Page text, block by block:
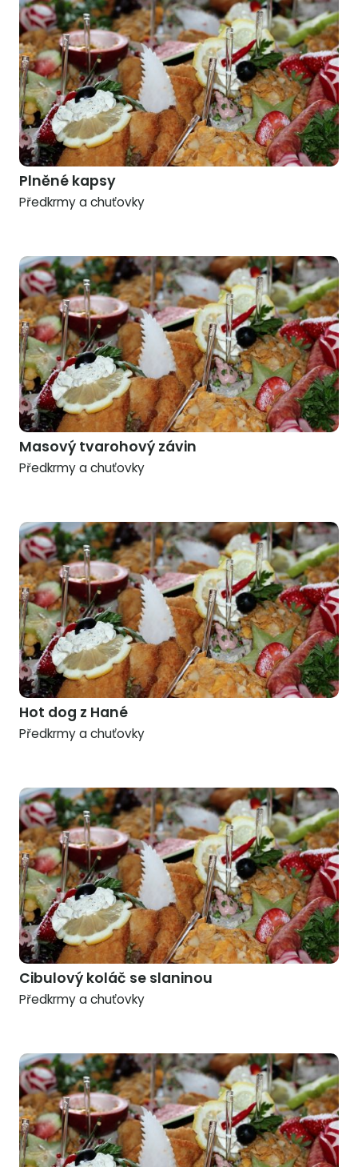
Plněné kapsy
Předkrmy a chuťovky
Masový tvarohový závin
Předkrmy a chuťovky
Hot dog z Hané
Předkrmy a chuťovky
Cibulový koláč se slaninou
Předkrmy a chuťovky